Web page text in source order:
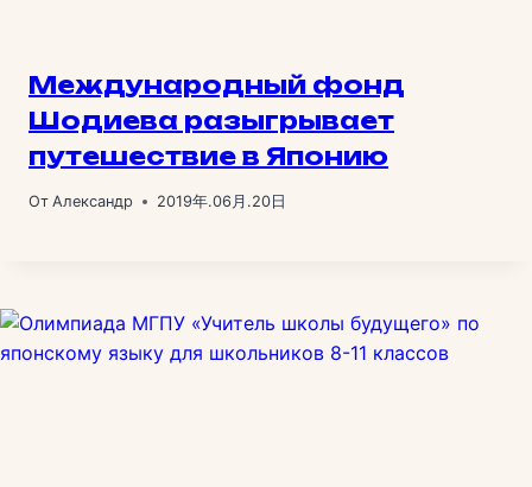
Международный фонд
Шодиева разыгрывает
путешествие в Японию
От Александр 2019年.06月.20日